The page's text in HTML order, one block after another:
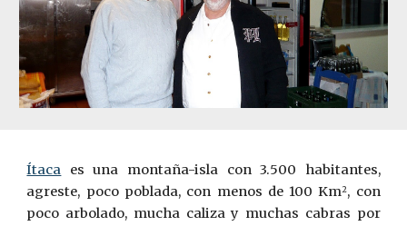
Ítaca es una montaña-isla con 3.500 habitantes,
agreste, poco poblada, con menos de 100 Km2, con
poco arbolado, mucha caliza y muchas cabras por